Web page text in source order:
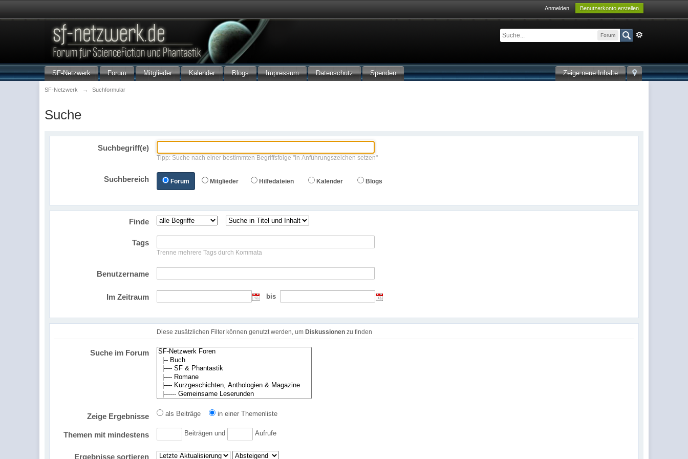
Anmelden Benutzerkonto erstellen
Forum
Zeige neue Inhalte
SF-Netzwerk Forum Mitglieder Kalender Blogs Impressum Datenschutz Spenden
SF-Netzwerk → Suchformular
Suche
Suchbegriff(e)
Tipp: Suche nach einer bestimmten Begriffsfolge "in Anführungszeichen setzen"
Suchbereich Forum Mitglieder Hilfedateien Kalender Blogs
Finde
Tags
Trenne mehrere Tags durch Kommata
Benutzername
Im Zeitraum bis
Diese zusätzlichen Filter können genutzt werden, um Diskussionen zu finden
Suche im Forum
Zeige Ergebnisse als Beiträge in einer Themenliste
Themen mit mindestens Beiträgen und Aufrufe
Ergebnisse sortieren